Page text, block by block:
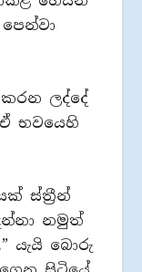
ලද්දේ
භවයෙහි
ස්ත්‍රීන්
නමුත්
යැයි බොරු